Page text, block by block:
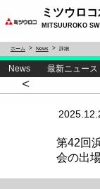
ミツウロ
MITSUUROKO
ホーム News 詳細
News 最新ニュース
<
第42回
会の出